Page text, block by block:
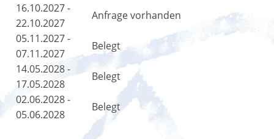
16.10.2027 -
22.10.2027
Anfrage vorhanden
05.11.2027 -
07.11.2027
Belegt
14.05.2028 -
17.05.2028
Belegt
02.06.2028 -
05.06.2028
Belegt